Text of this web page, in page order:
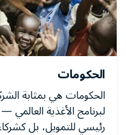
الحكومات
الحكومات هي بمثابة
لبرنامج الأغذية
رئيسي للتمويل، بل